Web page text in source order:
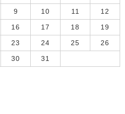
9 10 11 12
16 17 18 19
23 24 25 26
30 31